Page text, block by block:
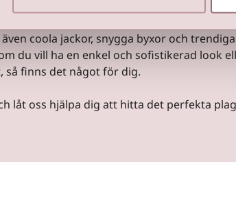
coola jackor, snygga byxor och
du vill ha en enkel och sofistikerad look
så finns det något för dig.
låt oss hjälpa dig att hitta det perfekta